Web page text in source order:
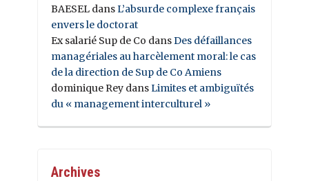
BAESEL dansL’absurde complexe français
envers le doctorat
Ex salarié Sup de Co dans Des défaillances
managériales au harcèlement moral: le cas
de la direction de Sup de Co Amiens
dominique Rey dansLimites et ambiguïtés
du « management interculturel »
Archives